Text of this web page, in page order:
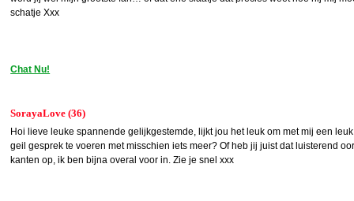
schatje Xxx
Chat Nu!
SorayaLove (36)
Hoi lieve leuke spannende gelijkgestemde, lijkt jou het leuk om met mij een
geil gesprek te voeren met misschien iets meer? Of heb jij juist dat luisterend
kanten op, ik ben bijna overal voor in. Zie je snel xxx